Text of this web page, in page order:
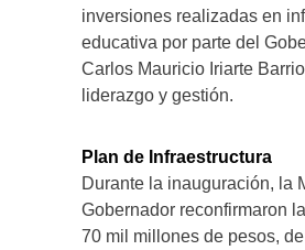
inversiones realizadas en
educativa por parte del
Carlos Mauricio Iriarte
liderazgo y gestión.
Plan de Infraestructura
Durante la inauguración, la
Gobernador reconfirmaron
70 mil millones de pesos,